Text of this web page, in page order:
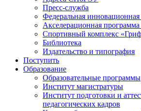
Пресс-служба
Федеральная
Акселерационная программа
Спортивный комплекс
Библиотека
Издательство и типография
Поступить
Образование
Образовательные программы
Институт магистратуры
Институт подготовки и
педагогических кадров